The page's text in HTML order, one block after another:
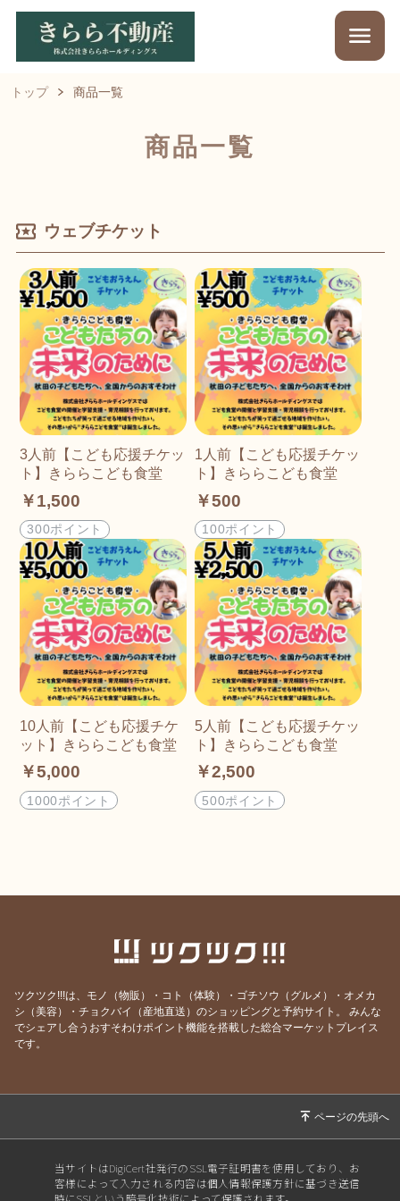
トップ 商品一覧
商品一覧
ウェブチケット
3人前【こども応援チケッ
ト】きららこども食堂
￥1,500
300ポイント
1人前【こども応援チケッ
ト】きららこども食堂
￥500
100ポイント
10人前【こども応援チケ
ット】きららこども食堂
￥5,000
1000ポイント
5人前【こども応援チケッ
ト】きららこども食堂
￥2,500
500ポイント
ツクツク!!!は、モノ（物販）・コト（体験）・ゴチソウ（グルメ）・オメカ
シ（美容）・チョクバイ（産地直送）のショッピングと予約サイト。
みんな
でシェアし合うおすそわけポイント機能を搭載した総合マーケットプレイス
です。
当サイトはDigiCert社発行のSSL電子証明書を使用しており、お
客様によって入力される内容は個人情報保護方針に基づき送信
時にSSLという暗号化技術によって保護されます。